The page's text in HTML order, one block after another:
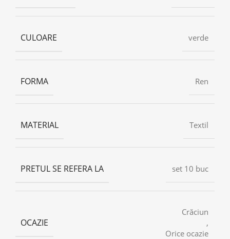
CULOARE verde
FORMA Ren
MATERIAL Textil
PRETUL SE REFERA LA set 10 buc
OCAZIE
Crăciun
,
Orice ocazie